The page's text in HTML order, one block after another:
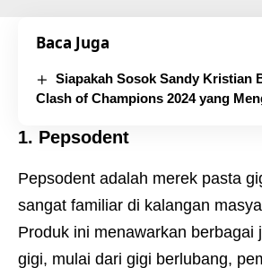
Baca Juga
Siapakah Sosok Sandy Kristian
Clash of Champions 2024 yang
1. Pepsodent
Pepsodent adalah merek pasta
sangat familiar di kalangan
Produk ini menawarkan berbagai
gigi, mulai dari gigi berlubang,